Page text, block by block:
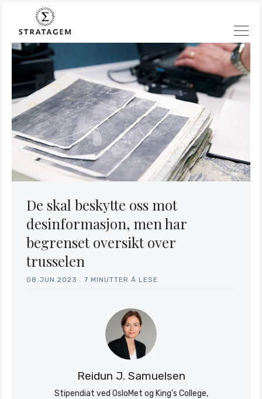
De skal beskytte oss mot
desinformasjon, men har
begrenset oversikt over
trusselen
08.JUN.2023 7 MINUTTER Å LESE
Reidun J. Samuelsen
Stipendiat ved OsloMet og King’s College,